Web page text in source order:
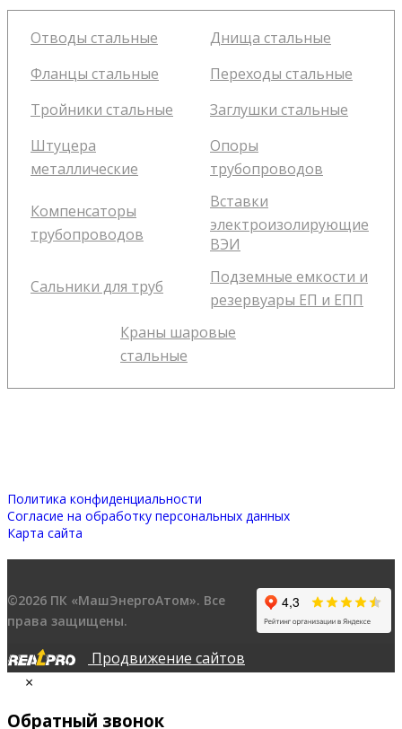
Отводы стальные
Днища стальные
Фланцы стальные
Переходы стальные
Тройники стальные
Заглушки стальные
Штуцера
металлические
Опоры
трубопроводов
Компенсаторы
трубопроводов
Вставки
электроизолирующие
ВЭИ
Сальники для труб
Подземные емкости и
резервуары ЕП и ЕПП
Краны шаровые
стальные
Политика конфиденциальности
Согласие на обработку персональных данных
Карта сайта
©2026 ПК «МашЭнергоАтом». Все
права защищены.
Продвижение сайтов
×
Обратный звонок